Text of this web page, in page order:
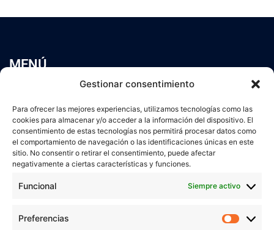
Gestionar consentimiento
Para ofrecer las mejores experiencias, utilizamos tecnologías como las
cookies para almacenar y/o acceder a la información del dispositivo. El
consentimiento de estas tecnologías nos permitirá procesar datos como
el comportamiento de navegación o las identificaciones únicas en este
sitio. No consentir o retirar el consentimiento, puede afectar
negativamente a ciertas características y funciones.
Funcional Siempre activo
Preferencias
MENÚ
Servicios
Blog
Contacto
Aviso Legal
Política de cookies